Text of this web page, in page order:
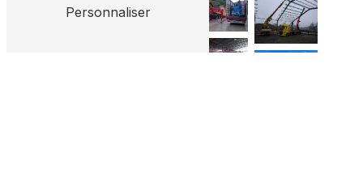
Personnaliser